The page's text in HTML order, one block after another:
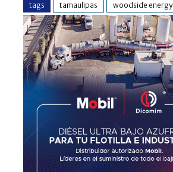
tags tamaulipas woodside energy